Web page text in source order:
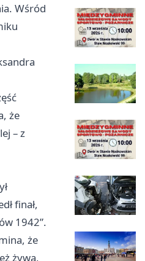
Wśród
że
– z
finał,
1942”.
że
żywa,